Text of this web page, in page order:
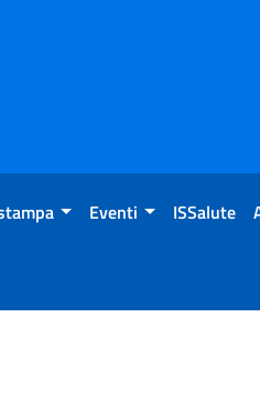
Eventi ISSalute